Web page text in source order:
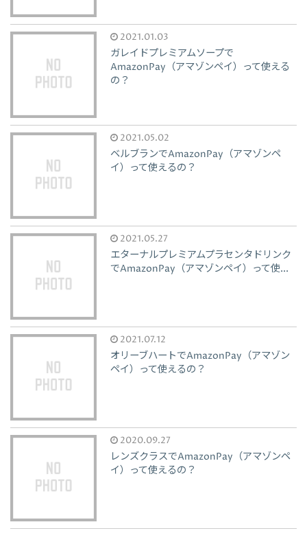
2021.01.03
ガレイドプレミアムソープで
AmazonPay（アマゾンペイ）って使える
の？
2021.05.02
ベルブランでAmazonPay（アマゾンペ
イ）って使えるの？
2021.05.27
エターナルプレミアムプラセンタドリンク
でAmazonPay（アマゾンペイ）って使...
2021.07.12
オリーブハートでAmazonPay（アマゾン
ペイ）って使えるの？
2020.09.27
レンズクラスでAmazonPay（アマゾンペ
イ）って使えるの？